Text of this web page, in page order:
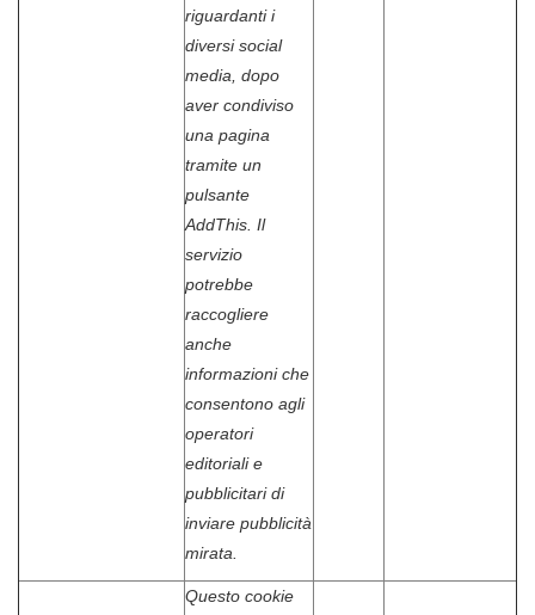
riguardanti i
diversi social
media, dopo
aver condiviso
una pagina
tramite un
pulsante
AddThis. Il
servizio
potrebbe
raccogliere
anche
informazioni che
consentono agli
operatori
editoriali e
pubblicitari di
inviare pubblicità
mirata.
Questo cookie